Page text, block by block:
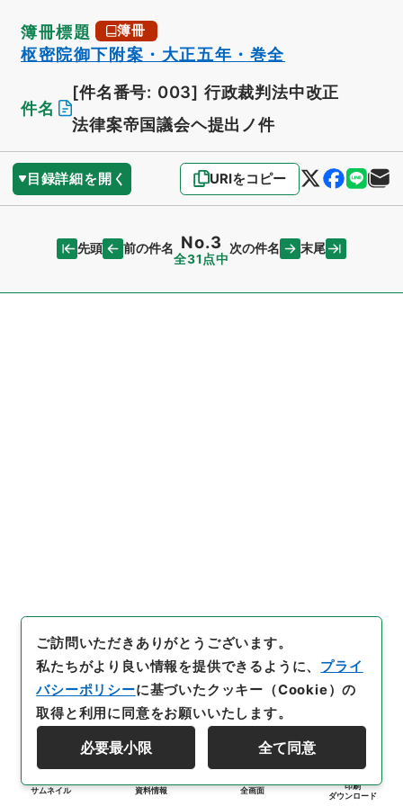
簿冊標題 簿冊
枢密院御下附案・大正五年・巻全
件名
[件名番号: 003] 行政裁判法中改正
法律案帝国議会ヘ提出ノ件
目録詳細を開く URIをコピー
先頭 前の件名 No.3
全31点中
次の件名 末尾
サムネイル 資料情報 全画面
印刷
ダウンロード
ご訪問いただきありがとうございます。
私たちがより良い情報を提供できるように、 プライ
バシーポリシーに基づいたクッキー（Cookie）の
取得と利用に同意をお願いいたします。
必要最小限 全て同意